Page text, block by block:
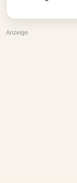
Anzeige